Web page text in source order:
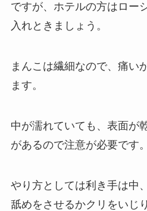
ですが、ホテルの方はロー
入れときましょう。
まんこは繊細なので、痛い
ます。
中が濡れていても、表面が
があるので注意が必要です。
やり方としては利き手は中
舐めをさせるかクリをいじ